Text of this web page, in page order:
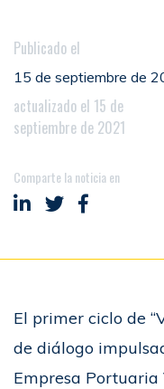
Publicado el
15 de septiembre de
actualizado el 15 de
septiembre de 2021
Comparte la noticia en
Compartir en LinkedIn
Compartir en
Compartir
El primer ciclo de
de diálogo
Empresa Portuaria